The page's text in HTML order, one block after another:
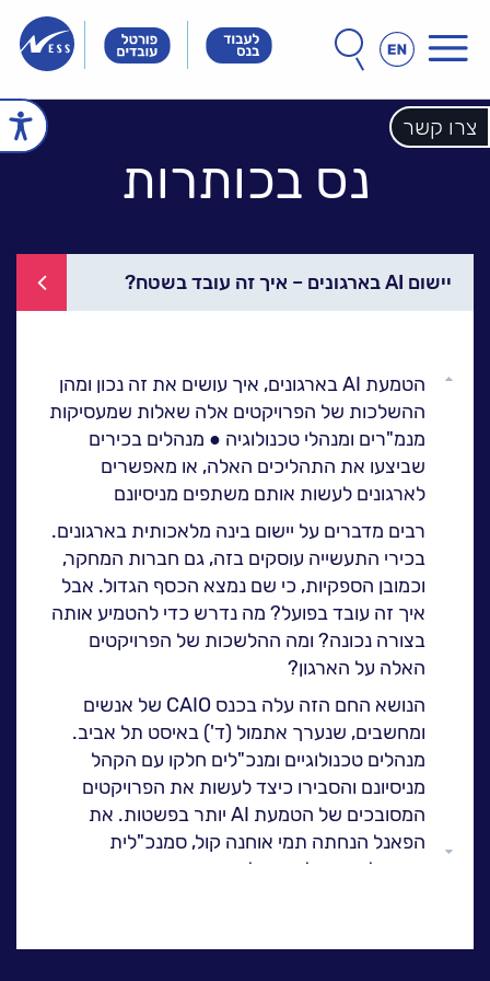
צרו קשר
&
Meet
&
&
חפש
באתר
חיפוש
עמוד הבית
הכל אודות נס
לקוחות מספרים
נס במנהרת הזמן
פתרונות ושירותים
NESSPRO קבוצת
פתרונות התוכנה
מגזרים והתמחויות ליבה
אירועים וכנסים
פודקאסט
נס בכותרות
וובינרים מומלצים
נס בכותרות
יישום AI בארגונים – איך זה עובד בשטח?
גלול
למעלה
הטמעת AI בארגונים, איך עושים את זה נכון ומהן
ההשלכות של הפרויקטים אלה שאלות שמעסיקות
מנמ"רים ומנהלי טכנולוגיה ● מנהלים בכירים
שביצעו את התהליכים האלה, או מאפשרים
לארגונים לעשות אותם משתפים מניסיונם
רבים מדברים על יישום בינה מלאכותית בארגונים.
בכירי התעשייה עוסקים בזה, גם חברות המחקר,
וכמובן הספקיות, כי שם נמצא הכסף הגדול. אבל
איך זה עובד בפועל? מה נדרש כדי להטמיע אותה
בצורה נכונה? ומה ההלשכות של הפרויקטים
האלה על הארגון?
הנושא החם הזה עלה בכנס CAIO של אנשים
ומחשבים, שנערך אתמול (ד') באיסט תל אביב.
מנהלים טכנולוגיים ומנכ"לים חלקו עם הקהל
מניסיונם והסבירו כיצד לעשות את הפרויקטים
המסובכים של הטמעת AI יותר בפשטות. את
הפאנל הנחתה תמי אוחנה קול, סמנכ"לית
הטכנולוגיות של פורמולה מערכות, והשתתפו בו
גלול